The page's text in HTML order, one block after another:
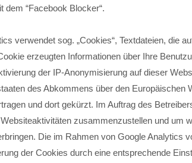
“Facebook Blocker“.
verwendet sog. „Cookies“, Textdateien, die
erzeugten Informationen über Ihre
der IP-Anonymisierung auf dieser
des Abkommens über den Europäischen
und dort gekürzt. Im Auftrag des
zusammenzustellen und um
Die im Rahmen von Google Analytics
der Cookies durch eine entsprechende